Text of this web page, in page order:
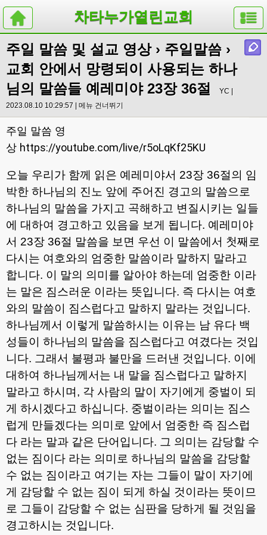
차타누가열린교회
주일 말씀 및 설교 영상› 주일말씀 ›
교회 안에서 망령되이 사용되는 하나
님의 말씀들 예레미야 23장 36절
YC |
2023.08.10 10:29:57 | 메뉴 건너뛰기
주일 말씀 영
상 https://youtube.com/live/r5oLqKf25KU
오늘 우리가 함께 읽은 예레미야서 23장 36절의 임
박한 하나님의 진노 앞에 주어진 경고의 말씀으로
하나님의 말씀을 가지고 곡해하고 변질시키는 일들
에 대하여 경고하고 있음을 보게 됩니다. 예레미야
서 23장 36절 말씀을 보면 우선 이 말씀에서 첫째로
다시는 여호와의 엄중한 말씀이라 말하지 말라고
합니다. 이 말의 의미를 알아야 하는데 엄중한 이라
는 말은 짐스러운 이라는 뜻입니다. 즉 다시는 여호
와의 말씀이 짐스럽다고 말하지 말라는 것입니다.
하나님께서 이렇게 말씀하시는 이유는 남 유다 백
성들이 하나님의 말씀을 짐스럽다고 여겼다는 것입
니다. 그래서 불평과 불만을 드러낸 것입니다. 이에
대하여 하나님께서는 내 말을 짐스럽다고 말하지
말라고 하시며 , 각 사람의 말이 자기에게 중벌이 되
게 하시겠다고 하십니다. 중벌이라는 의미는 짐스
럽게 만들겠다는 의미로 앞에서 엄중한 즉 짐스럽
다 라는 말과 같은 단어입니다. 그 의미는 감당할 수
없는 짐이다 라는 의미로 하나님의 말씀을 감당할
수 없는 짐이라고 여기는 자는 그들이 말이 자기에
게 감당할 수 없는 짐이 되게 하실 것이라는 뜻이므
로 그들이 감당할 수 없는 심판을 당하게 될 것임을
경고하시는 것입니다.